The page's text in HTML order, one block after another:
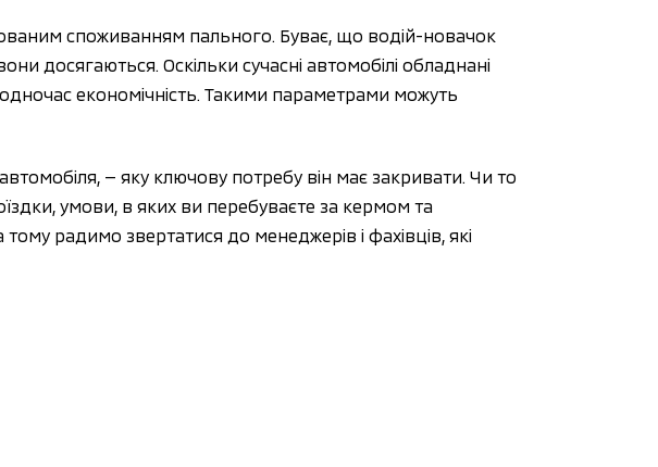
споживанням пального. Буває, що водій-новачок
досягаються. Оскільки сучасні автомобілі обладнані
економічність. Такими параметрами можуть
— яку ключову потребу він має закривати. Чи то
умови, в яких ви перебуваєте за кермом та
радимо звертатися до менеджерів і фахівців, які